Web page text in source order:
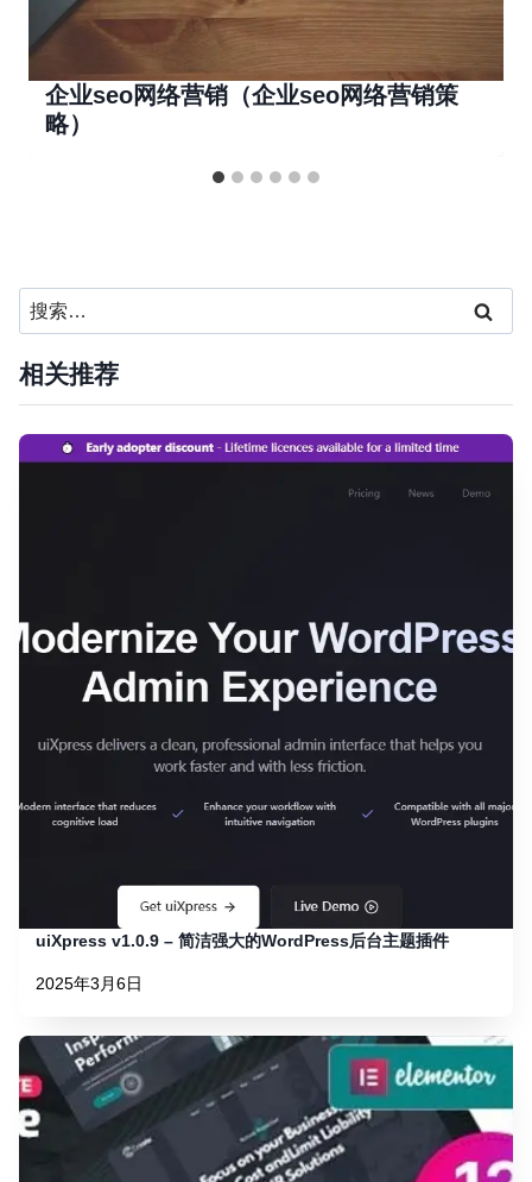
企业seo网络营销（企业seo网络营销策
略）
搜
索：
相关推荐
uiXpress v1.0.9 – 简洁强大的WordPress后台主题插件
2025年3月6日